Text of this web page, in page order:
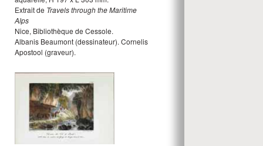
Extrait de Travels through the Maritime
Alps
Nice, Bibliothèque de Cessole.
Albanis Beaumont (dessinateur). Cornelis
Apostool (graveur).